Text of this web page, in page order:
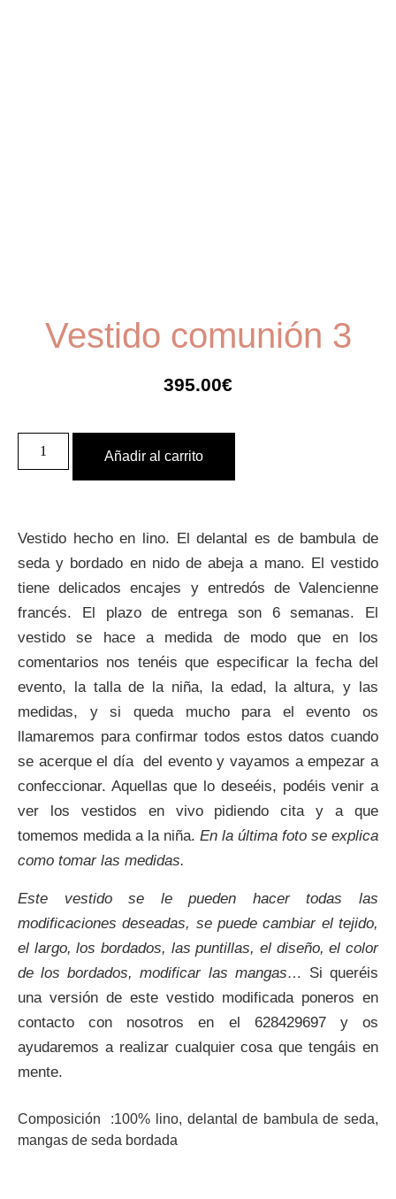
Vestido comunión 3
395.00€
Añadir al carrito
Vestido hecho en lino. El delantal es de bambula de
seda y bordado en nido de abeja a mano. El vestido
tiene delicados encajes y entredós de Valencienne
francés. El plazo de entrega son 6 semanas. El
vestido se hace a medida de modo que en los
comentarios nos tenéis que especificar la fecha del
evento, la talla de la niña, la edad, la altura, y las
medidas, y si queda mucho para el evento os
llamaremos para confirmar todos estos datos cuando
se acerque el día del evento y vayamos a empezar a
confeccionar. Aquellas que lo deseéis, podéis venir a
ver los vestidos en vivo pidiendo cita y a que
tomemos medida a la niña. En la última foto se explica
como tomar las medidas.
Este vestido se le pueden hacer todas las
modificaciones deseadas, se puede cambiar el tejido,
el largo, los bordados, las puntillas, el diseño, el color
de los bordados, modificar las mangas… Si queréis
una versión de este vestido modificada poneros en
contacto con nosotros en el 628429697y os
ayudaremos a realizar cualquier cosa que tengáis en
mente.
Composición :100% lino, delantal de bambula de seda,
mangas de seda bordada